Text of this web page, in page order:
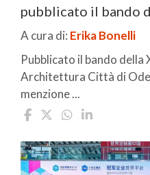
pubblicato il bando
A cura di: Erika Bonelli
Pubblicato il bando della
Architettura Città di
menzione ...